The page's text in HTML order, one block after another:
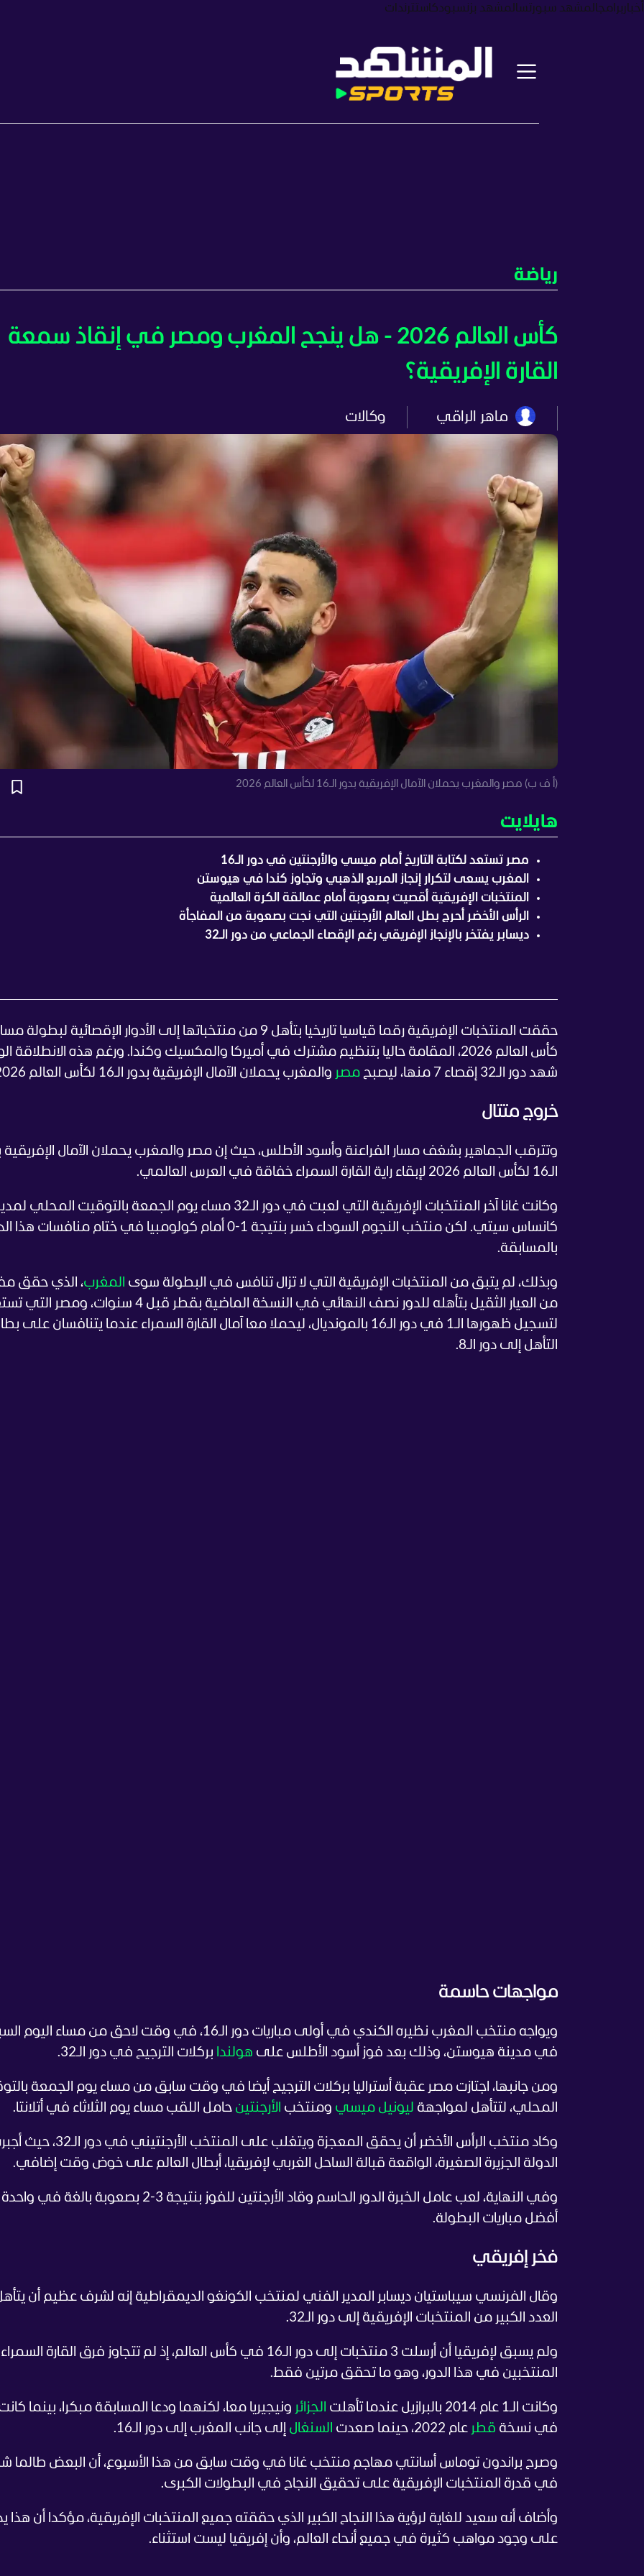
أخبار برامجالمشهد سبورتسالمشهد بزنسبودكاستترندات
رياضة
كأس العالم 2026 - هل ينجح المغرب ومصر في إنقاذ سمعة
القارة الإفريقية؟
ماهر الراقي وكالات
(أ ف ب) مصر والمغرب يحملان الآمال الإفريقية بدور الـ16 لكأس العالم 2026
هايلايت
مصر تستعد لكتابة التاريخ أمام ميسي والأرجنتين في دور الـ16
المغرب يسعى لتكرار إنجاز المربع الذهبي وتجاوز كندا في هيوستن
المنتخبات الإفريقية أقصيت بصعوبة أمام عمالقة الكرة العالمية
الرأس الأخضر أحرج بطل العالم الأرجنتين التي نجت بصعوبة من المفاجأة
ديسابر يفتخر بالإنجاز الإفريقي رغم الإقصاء الجماعي من دور الـ32
حققت المنتخبات الإفريقية رقما قياسيا تاريخيا بتأهل 9 من منتخباتها إلى الأدوار الإقصائية
كأس العالم 2026، المقامة حاليا بتنظيم مشترك في أميركا والمكسيك وكندا. ورغم هذه الانطلاقة
شهد دور الـ32 إقصاء 7 منها، ليصبح
مصر والمغرب يحملان الآمال الإفريقية بدور الـ16 لكأس العالم 2026.
خروج متتال
وتترقب الجماهير بشغف مسار الفراعنة وأسود الأطلس، حيث إن مصر والمغرب يحملان الآمال الإفريقية
الـ16 لكأس العالم 2026 لإبقاء راية القارة السمراء خفاقة في العرس العالمي.
وكانت غانا آخر المنتخبات الإفريقية التي لعبت في دور الـ32 مساء يوم الجمعة بالتوقيت المحلي
كانساس سيتي. لكن منتخب النجوم السوداء خسر بنتيجة 1-0 أمام كولومبيا في ختام منافسات هذا
بالمسابقة.
وبذلك، لم يتبق من المنتخبات الإفريقية التي لا تزال تنافس في البطولة سوى المغرب، الذي حقق
من العيار الثقيل بتأهله للدور نصف النهائي في النسخة الماضية بقطر قبل 4 سنوات، ومصر
لتسجيل ظهورها الـ1 في دور الـ16 بالمونديال، ليحملا معا آمال القارة السمراء عندما يتنافسان على
التأهل إلى دور الـ8.
مواجهات حاسمة
ويواجه منتخب المغرب نظيره الكندي في أولى مباريات دور الـ16، في وقت لاحق من مساء
في مدينة هيوستن، وذلك بعد فوز أسود الأطلس على هولندا بركلات الترجيح في دور الـ32.
ومن جانبها، اجتازت مصر عقبة أستراليا بركلات الترجيح أيضا في وقت سابق من مساء يوم الجمعة
المحلي، لتتأهل لمواجهة ليونيل ميسي ومنتخب الأرجنتين حامل اللقب مساء يوم الثلاثاء في أتلانتا.
وكاد منتخب الرأس الأخضر أن يحقق المعجزة ويتغلب على المنتخب الأرجنتيني في دور
الدولة الجزيرة الصغيرة، الواقعة قبالة الساحل الغربي لإفريقيا، أبطال العالم على خوض وقت إضافي.
وفي النهاية، لعب عامل الخبرة الدور الحاسم وقاد الأرجنتين للفوز بنتيجة 3-2 بصعوبة
أفضل مباريات البطولة.
فخر إفريقي
وقال الفرنسي سيباستيان ديسابر المدير الفني لمنتخب الكونغو الديمقراطية إنه لشرف عظيم أن
العدد الكبير من المنتخبات الإفريقية إلى دور الـ32.
ولم يسبق لإفريقيا أن أرسلت 3 منتخبات إلى دور الـ16 في كأس العالم، إذ لم تتجاوز فرق القارة
المنتخبين في هذا الدور، وهو ما تحقق مرتين فقط.
وكانت الـ1 عام 2014 بالبرازيل عندما تأهلت الجزائر
في نسخة قطر عام 2022، حينما صعدت السنغال إلى جانب المغرب إلى دور الـ16.
وصرح براندون توماس أسانتي مهاجم منتخب غانا في وقت سابق من هذا الأسبوع، أن البعض طالما
في قدرة المنتخبات الإفريقية على تحقيق النجاح في البطولات الكبرى.
وأضاف أنه سعيد للغاية لرؤية هذا النجاح الكبير الذي حققته جميع المنتخبات الإفريقية، مؤكدا أن هذا
على وجود مواهب كثيرة في جميع أنحاء العالم، وأن إفريقيا ليست استثناء.